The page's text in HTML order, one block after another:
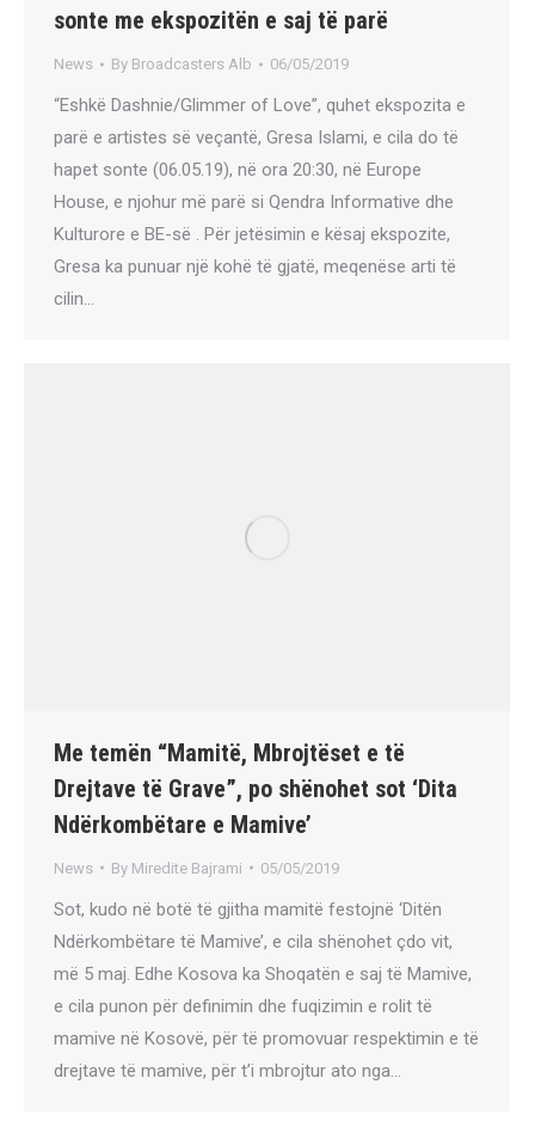
sonte me ekspozitën e saj të parë
News By Broadcasters Alb 06/05/2019
“Eshkë Dashnie/Glimmer of Love”, quhet ekspozita e
parë e artistes së veçantë, Gresa Islami, e cila do të
hapet sonte (06.05.19), në ora 20:30, në Europe
House, e njohur më parë si Qendra Informative dhe
Kulturore e BE-së . Për jetësimin e kësaj ekspozite,
Gresa ka punuar një kohë të gjatë, meqenëse arti të
cilin…
Me temën “Mamitë, Mbrojtëset e të
Drejtave të Grave”, po shënohet sot ‘Dita
Ndërkombëtare e Mamive’
News By Miredite Bajrami 05/05/2019
Sot, kudo në botë të gjitha mamitë festojnë ‘Ditën
Ndërkombëtare të Mamive’, e cila shënohet çdo vit,
më 5 maj. Edhe Kosova ka Shoqatën e saj të Mamive,
e cila punon për definimin dhe fuqizimin e rolit të
mamive në Kosovë, për të promovuar respektimin e të
drejtave të mamive, për t’i mbrojtur ato nga…